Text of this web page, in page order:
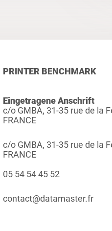
PRINTER BENCHMARK
Eingetragene Anschrift
c/o GMBA, 31-35 rue de la
FRANCE
c/o GMBA, 31-35 rue de la
FRANCE
05 54 54 45 52
contact@datamaster.fr